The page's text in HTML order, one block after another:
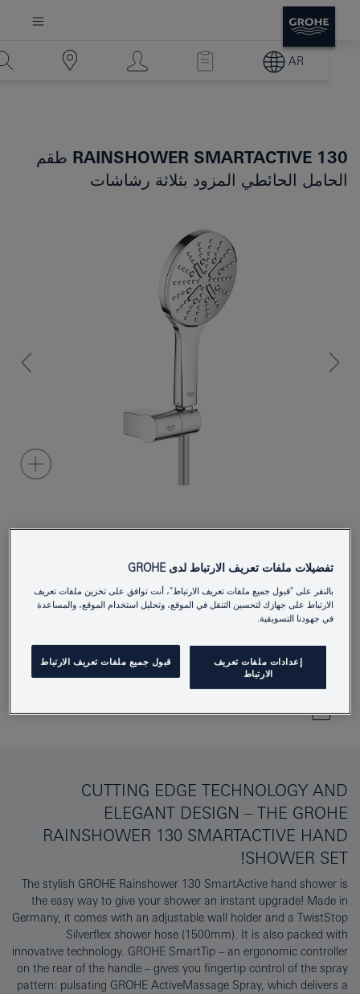
AR
RAINSHOWER SMARTACTIVE 130 طقم
الحامل الحائطي المزود بثلاثة رشاشات
EAN
Colour كروم
Download specification
CUTTING EDGE TECHNOLOGY AND
ELEGANT DESIGN – THE GROHE
RAINSHOWER 130 SMARTACTIVE HAND
SHOWER SET!
The stylish GROHE Rainshower 130 SmartActive hand shower is
the easy way to give your shower an instant upgrade! Made in
Germany, it comes with an adjustable wall holder and a TwistStop
Silverflex shower hose (1500mm). It is also packed with
innovative technology. GROHE SmartTip – an ergonomic controller
on the rear of the handle – gives you fingertip control of the spray
pattern: pulsating GROHE ActiveMassage Spray, which delivers a
تفضيلات ملفات تعريف الارتباط لدى GROHE
بالنقر على "قبول جميع ملفات تعريف الارتباط"، أنت توافق على تخزين ملفات تعريف
الارتباط على جهازك لتحسين التنقل في الموقع، وتحليل استخدام الموقع، والمساعدة
في جهودنا التسويقية.
إعدادات ملفات تعريف
الارتباط
قبول جميع ملفات تعريف الارتباط